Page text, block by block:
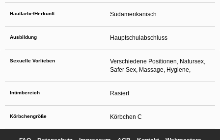
Hautfarbe/Herkunft Südamerikanisch
Ausbildung Hauptschulabschluss
Sexuelle Vorlieben
Verschiedene Positionen, Natursex,
Safer Sex, Massage, Hygiene,
Intimbereich Rasiert
Körbchengröße Körbchen C